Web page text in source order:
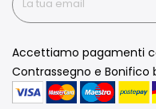
Accettiamo pagamenti
Contrassegno e Bonifico